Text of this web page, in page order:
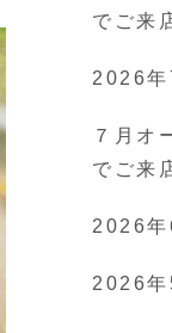
でご来
2026年
７月オ
でご来
2026年
2026年